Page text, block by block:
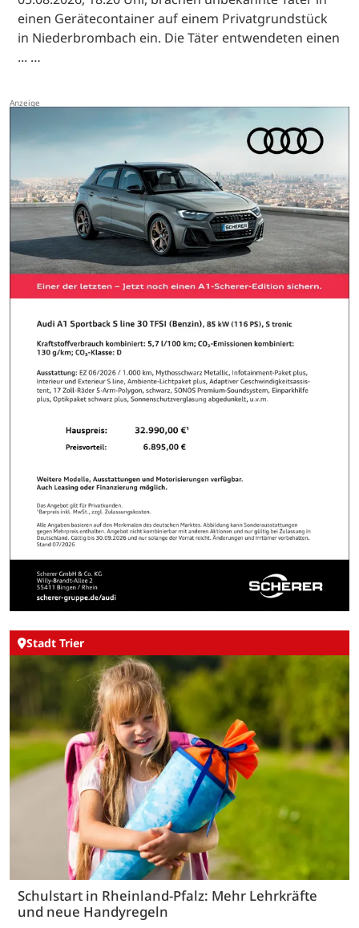
einen Gerätecontainer auf einem Privatgrundstück
in Niederbrombach ein. Die Täter entwendeten einen
... …
Stadt Trier
Schulstart in Rheinland-Pfalz: Mehr Lehrkräfte
und neue Handyregeln